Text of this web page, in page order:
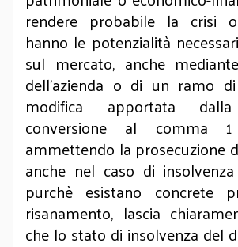
rendere probabile la crisi o
hanno le potenzialità
sul mercato, anche
dell’azienda o di un ramo
modifica apportata
conversione al comma
ammettendo la prosecuzione
anche nel caso di
purchè esistano concrete
risanamento, lascia
che lo stato di insolvenza del